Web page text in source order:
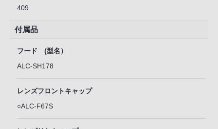
409
付属品
フード (型名）
ALC-SH178
レンズフロントキャップ
○ALC-F67S